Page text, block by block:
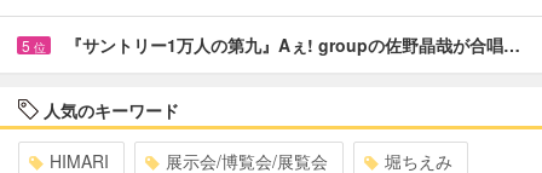
5 位 『サントリー1万人の第九』Aぇ! groupの佐野晶哉が合唱…
人気のキーワード
HIMARI 展示会/博覧会/展覧会 堀ちえみ